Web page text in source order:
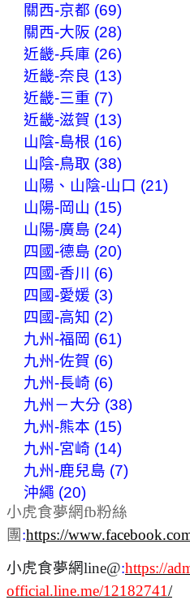
關西-京都 (69)
關西-大阪 (28)
近畿-兵庫 (26)
近畿-奈良 (13)
近畿-三重 (7)
近畿-滋賀 (13)
山陰-島根 (16)
山陰-鳥取 (38)
山陽、山陰-山口 (21)
山陽-岡山 (15)
山陽-廣島 (24)
四國-德島 (20)
四國-香川 (6)
四國-愛媛 (3)
四國-高知 (2)
九州-福岡 (61)
九州-佐賀 (6)
九州-長崎 (6)
九州－大分 (38)
九州-熊本 (15)
九州-宮崎 (14)
九州-鹿兒島 (7)
沖繩 (20)
小虎食夢網fb粉絲
團 :https://
小虎食夢網line@:https://
official.line.me/12182741/